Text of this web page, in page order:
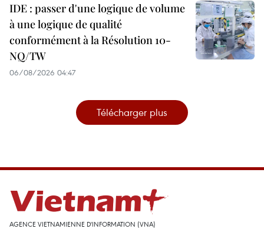
IDE : passer d'une logique de volume
à une logique de qualité
conformément à la Résolution 10-
NQ/TW
06/08/2026 04:47
Télécharger plus
AGENCE VIETNAMIENNE D'INFORMATION (VNA)